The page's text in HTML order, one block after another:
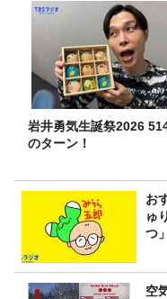
岩井勇気生誕祭2026
のターン！
お
ゅ
つ」
空